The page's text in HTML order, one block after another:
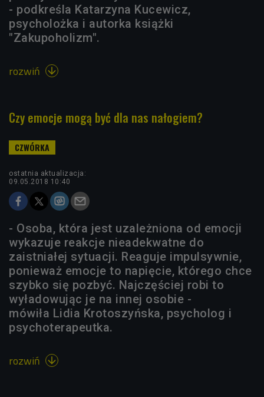
- podkreśla Katarzyna Kucewicz,
psycholożka i autorka książki
"Zakupoholizm".
rozwiń 
Czy emocje mogą być dla nas nałogiem?
ostatnia aktualizacja:
09.05.2018 10:40
- Osoba, która jest uzależniona od emocji
wykazuje reakcje nieadekwatne do
zaistniałej sytuacji. Reaguje impulsywnie,
ponieważ emocje to napięcie, którego chce
szybko się pozbyć. Najczęściej robi to
wyładowując je na innej osobie -
mówiła Lidia Krotoszyńska, psycholog i
psychoterapeutka.
rozwiń 